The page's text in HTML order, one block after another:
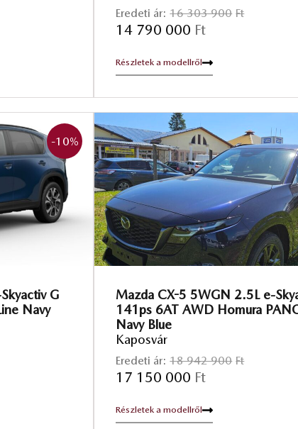
Eredeti ár: 16 303 900 Ft
14 790 000 Ft
Részletek a modellről
-10%
G
Navy
Mazda CX-5 5WGN 2.5L e-
141ps 6AT AWD Homura
Navy Blue
Kaposvár
Eredeti ár: 18 942 900 Ft
17 150 000 Ft
Részletek a modellről